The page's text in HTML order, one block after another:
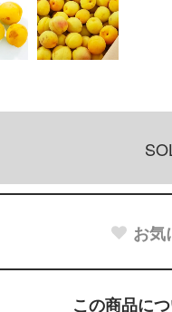
お気
この商品に